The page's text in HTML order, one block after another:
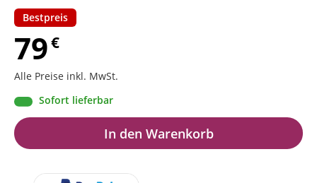
Bestpreis
79€
Alle Preise inkl. MwSt.
Sofort lieferbar
In den Warenkorb